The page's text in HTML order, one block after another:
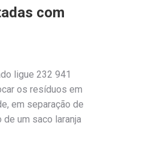
com
ligue 232 941
os resíduos em
em separação de
um saco laranja